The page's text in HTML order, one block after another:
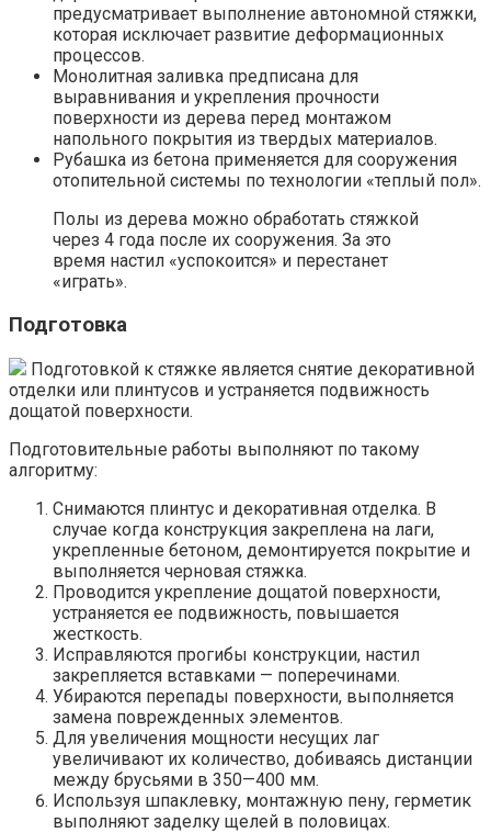
предусматривает выполнение автономной стяжки,
которая исключает развитие деформационных
процессов.
Монолитная заливка предписана для
выравнивания и укрепления прочности
поверхности из дерева перед монтажом
напольного покрытия из твердых материалов.
Рубашка из бетона применяется для сооружения
отопительной системы по технологии «теплый пол».
Полы из дерева можно обработать стяжкой
через 4 года после их сооружения. За это
время настил «успокоится» и перестанет
«играть».
Подготовка
Подготовкой к стяжке является снятие декоративной
отделки или плинтусов и устраняется подвижность
дощатой поверхности.
Подготовительные работы выполняют по такому
алгоритму:
Снимаются плинтус и декоративная отделка. В
случае когда конструкция закреплена на лаги,
укрепленные бетоном, демонтируется покрытие и
выполняется черновая стяжка.
Проводится укрепление дощатой поверхности,
устраняется ее подвижность, повышается
жесткость.
Исправляются прогибы конструкции, настил
закрепляется вставками — поперечинами.
Убираются перепады поверхности, выполняется
замена поврежденных элементов.
Для увеличения мощности несущих лаг
увеличивают их количество, добиваясь дистанции
между брусьями в 350—400 мм.
Используя шпаклевку, монтажную пену, герметик
выполняют заделку щелей в половицах.